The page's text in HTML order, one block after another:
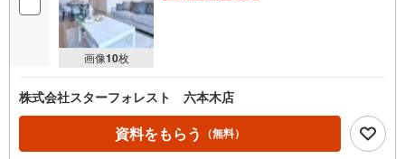
画像10枚
株式会社スターフォレスト 六本木店
資料をもらう （無料）